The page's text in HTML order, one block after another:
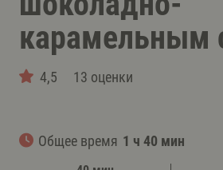
карамельным
4,5 13 оценки
Общее время 1 ч 40 мин